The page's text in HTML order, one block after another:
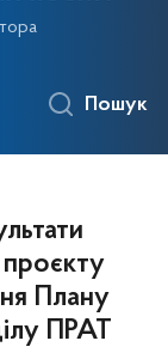
Пошук
Плану
ПРАТ